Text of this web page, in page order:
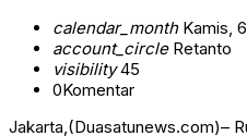
calendar_monthKamis,
account_circleRetanto
visibility45
0Komentar
Jakarta,(Duasatunews.com)–